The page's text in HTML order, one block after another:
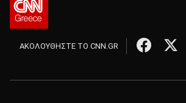
ΑΚΟΛΟΥΘΗΣΤΕ ΤΟ CNN.GR